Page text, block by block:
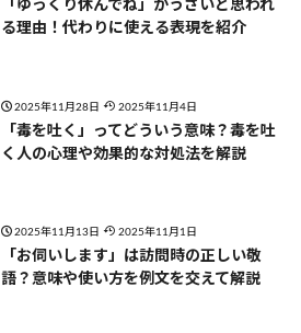
「ゆっくり休んでね」がうざいと思われ
る理由！代わりに使える表現を紹介
2025年11月28日 2025年11月4日
「毒を吐く」ってどういう意味？毒を吐
く人の心理や効果的な対処法を解説
2025年11月13日 2025年11月1日
「お伺いします」は訪問時の正しい敬
語？意味や使い方を例文を交えて解説